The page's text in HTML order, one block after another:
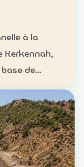
à la
Kerkennah,
de
pêche